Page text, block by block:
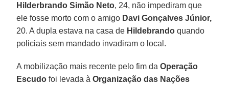
Hilderbrando Simão Neto, 24, não impediram que
ele fosse morto com o amigo Davi Gonçalves Júnior,
20. A dupla estava na casa de Hildebrando quando
policiais sem mandado invadiram o local.
A mobilização mais recente pelo fim daOperação
Escudo foi levada àOrganização das Nações